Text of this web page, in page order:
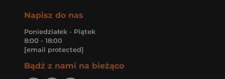
Napisz do nas
Poniedziałek - Piątek
8:00 - 18:00
[email protected]
Bądź z nami na bieżąco